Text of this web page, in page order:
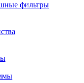
фильтры